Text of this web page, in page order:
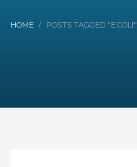
HOME POSTS TAGGED "E.COLI"